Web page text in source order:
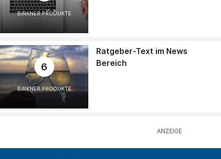
BIRKNER PRODUKTE
6
BIRKNER PRODUKTE
Ratgeber-Text im News
Bereich